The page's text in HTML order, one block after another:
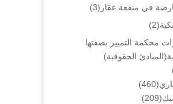
في منفعة عقار (3)
(2)
محكمة التمييز بصفتها
الحقوقية)
(460)
(209)